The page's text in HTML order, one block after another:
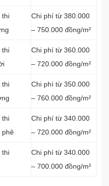
thi
Chi phí từ 380.000
– 750.000 đồng/m²
thi
Chi phí từ 360.000
– 720.000 đồng/m²
thi
Chi phí từ 350.000
– 760.000 đồng/m²
thi
phê
Chi phí từ 340.000
– 720.000 đồng/m²
thi
Chi phí từ 340.000
– 700.000 đồng/m²